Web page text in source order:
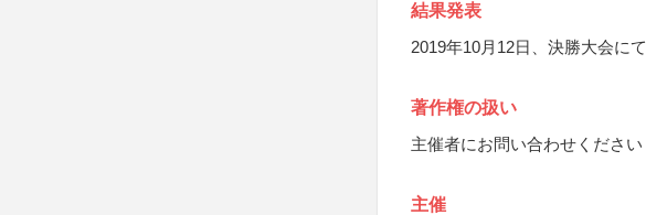
結果発表
2019年10月12日、決勝大会にて
著作権の扱い
主催者にお問い合わせください
主催